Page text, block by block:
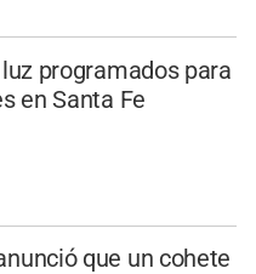
programados para
en Santa Fe
que un cohete